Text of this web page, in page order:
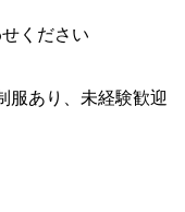
ください
服あり、未経験歓迎